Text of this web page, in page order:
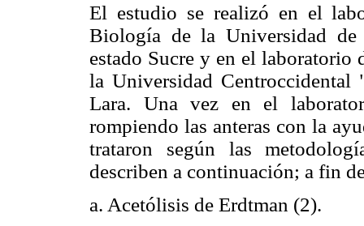
El estudio se realizó en el
Biología de la Universidad
estado Sucre y en el laboratorio
la Universidad Centroccidental
Lara. Una vez en el
rompiendo las anteras con la
trataron según las
describen a continuación; a fin
a. Acetólisis de Erdtman (2).